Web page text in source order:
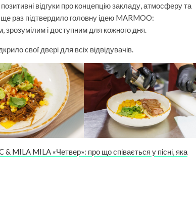
відгуки про концепцію закладу, атмосферу та
раз підтвердило головну ідею MARMOO:
і доступним для кожного дня.
свої двері для всіх відвідувачів.
MILA MILA «Четвер»: про що співається у пісні, яка